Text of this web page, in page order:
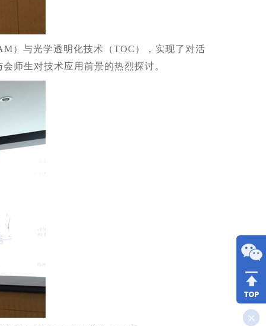
）与光学透明化技术（TOC），实现了对活
师生对技术应用前景的热烈探讨。